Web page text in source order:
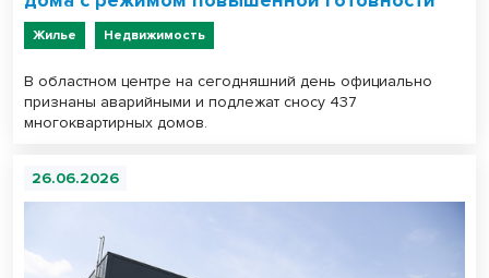
Жилье Недвижимость
В областном центре на сегодняшний день официально
признаны аварийными и подлежат сносу 437
многоквартирных домов.
26.06.2026